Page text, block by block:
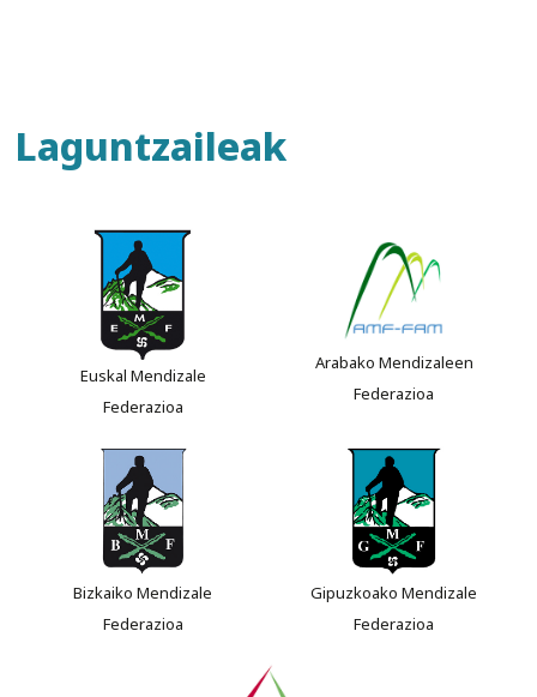
Laguntzaileak
Euskal Mendizale
Federazioa
Arabako Mendizaleen
Federazioa
Bizkaiko Mendizale
Federazioa
Gipuzkoako Mendizale
Federazioa